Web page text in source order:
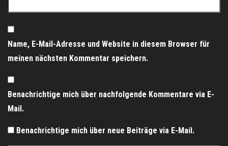
Name, E-Mail-Adresse und Website in diesem Browser für
meinen nächsten Kommentar speichern.
Benachrichtige mich über nachfolgende Kommentare via E-
Mail.
Benachrichtige mich über neue Beiträge via E-Mail.